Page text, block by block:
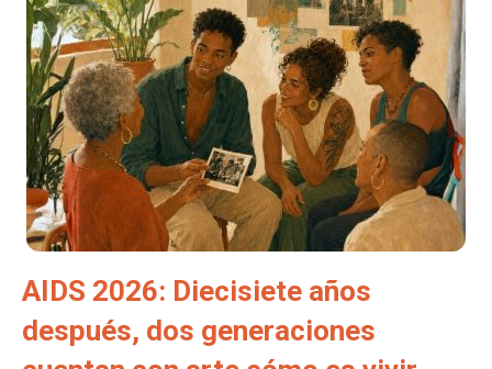
AIDS 2026: Diecisiete años
después, dos generaciones